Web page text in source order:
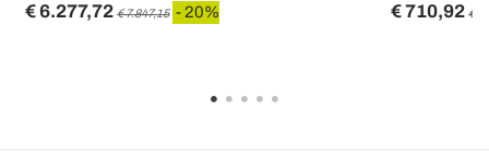
€ 6.277,72 € 7.847,15 - 20% € 710,92 €